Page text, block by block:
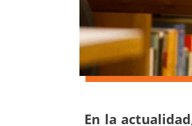
En la